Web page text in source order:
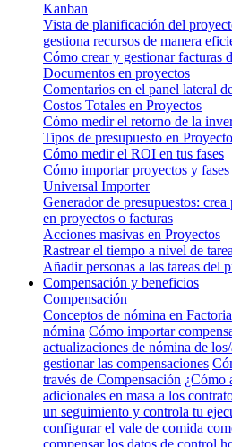
Kanban
Vista de planificación del
gestiona recursos de manera
Cómo crear y gestionar facturas
Documentos en proyectos
Comentarios en el panel lateral
Costos Totales en Proyectos
Cómo medir el retorno de la
Tipos de presupuesto en
Cómo medir el ROI en tus fases
Cómo importar proyectos y
Universal Importer
Generador de presupuestos:
en proyectos o facturas
Acciones masivas en Proyectos
Rastrear el tiempo a nivel de
Añadir personas a las tareas del
Compensación y beneficios
Compensación
Conceptos de nómina en
nómina Cómo importar
actualizaciones de nómina de
gestionar las compensaciones
través de Compensación ¿Cómo
adicionales en masa a los
un seguimiento y controla tu
configurar el vale de comida
compensar los datos de control